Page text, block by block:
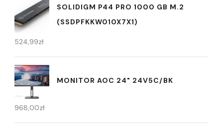
SOLIDIGM P44 PRO 1000 GB M.2
(SSDPFKKW010X7X1)
524,99zł
MONITOR AOC 24" 24V5C/BK
968,00zł